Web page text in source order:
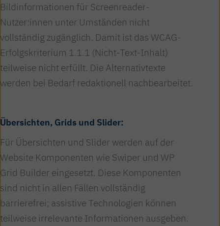
Bildinformationen für Screenreader-
Nutzer:innen unter Umständen nicht
vollständig zugänglich. Damit ist das WCAG-
Erfolgskriterium 1.1.1 (Nicht-Text-Inhalt)
teilweise nicht erfüllt. Die Alternativtexte
werden bei Bedarf redaktionell nachbearbeitet.
Übersichten, Grids und Slider:
Für Übersichten und Slider werden auf der
Website Komponenten wie Swiper und WP
Grid Builder eingesetzt. Diese Komponenten
sind nicht in allen Fällen vollständig
barrierefrei; assistive Technologien können
teilweise irrelevante Informationen ausgeben.